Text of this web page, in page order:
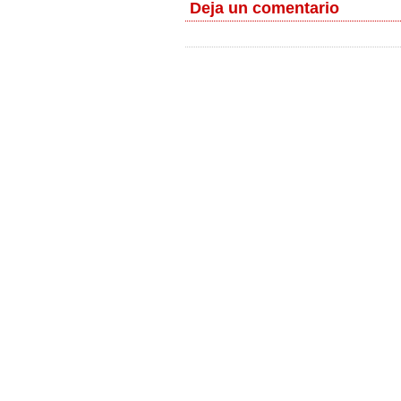
Deja un comentario